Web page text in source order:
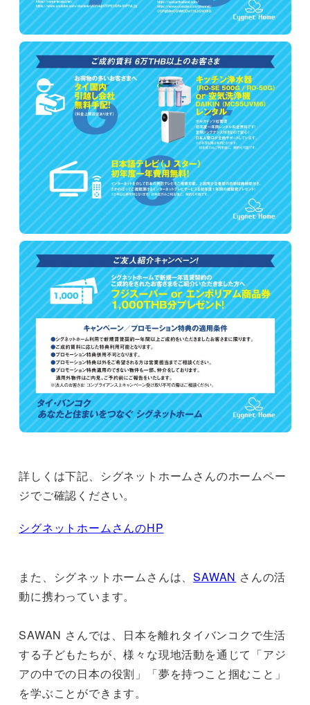
詳しくは下記、シグネットホームさんのホームペー
ジでご確認ください。
シグネットホームさんのHP
また、シグネットホームさんは、SAWAN さんの活
動に携わっています。
SAWAN さんでは、日本を離れタイバンコクで生活
する子どもたちが、様々な現地活動を通じて「アジ
アの中での日本の役割」「夢を持つこと掴むこと」
を学ぶことができます。